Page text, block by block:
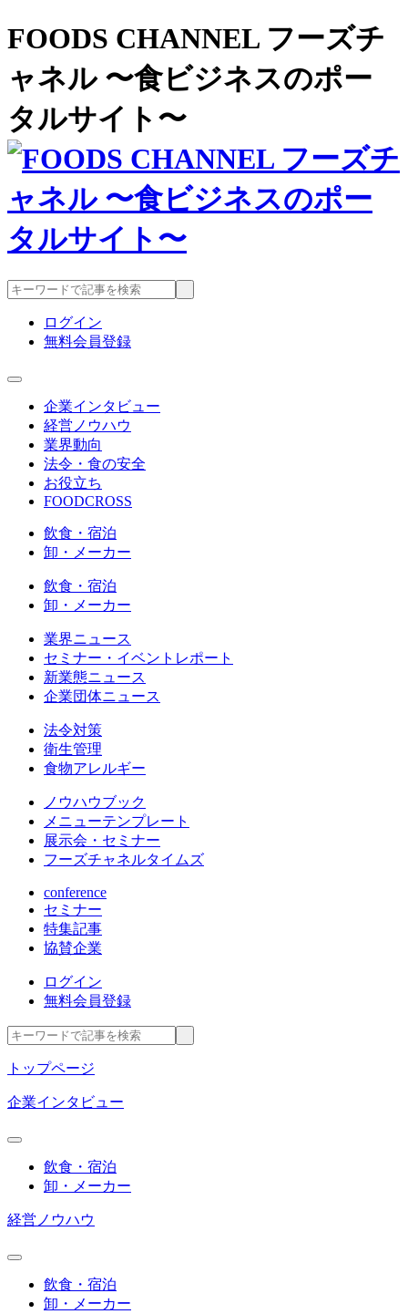
FOODS CHANNEL フーズチ
ャネル 〜食ビジネスのポー
タルサイト〜
ログイン
無料会員登録
企業インタビュー
経営ノウハウ
業界動向
法令・食の安全
お役立ち
FOODCROSS
飲食・宿泊
卸・メーカー
飲食・宿泊
卸・メーカー
業界ニュース
セミナー・イベントレポート
新業態ニュース
企業団体ニュース
法令対策
衛生管理
食物アレルギー
ノウハウブック
メニューテンプレート
展示会・セミナー
フーズチャネルタイムズ
conference
セミナー
特集記事
協賛企業
ログイン
無料会員登録
トップページ
企業インタビュー
飲食・宿泊
卸・メーカー
経営ノウハウ
飲食・宿泊
卸・メーカー